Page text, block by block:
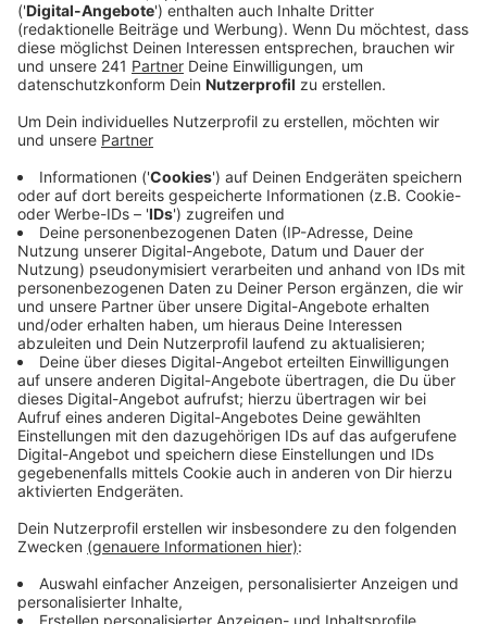
Anzeige
Am Morgen hat es auf den Autobahnen rund um
Beispiel gab es laut Polizei zwischen Opladen und
Leverkusen-Zentrum einen Auffahrunfall mit
insgesamt 3 PKW, zwei Personen wurden
leichtverletzt. Auch auf der A59 kam es zu einem
Auffahrunfall, sogar mit vier beteiligten Fahrzeugen.
Auch hier bleib es bei Sachschäden und zwei
Leichtverletzten. Welche Rolle die Wetterverhältnisse
bei den Unfällen gespielt haben, ist laut Polizei aber
noch nicht klar. Insgesamt sei die Zahl der Unfälle
nicht auffällig höher als sonst, so eine
Polizeisprecherin.
Anzeige
Anzeige